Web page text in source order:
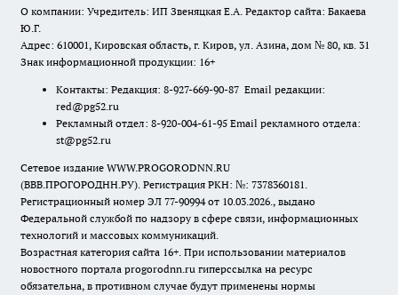
О компании: Учредитель: ИП Звеняцкая Е.А. Редактор сайта: Бакаева
Ю.Г.
Адрес: 610001, Кировская область, г. Киров, ул. Азина, дом № 80, кв. 31
Знак информационной продукции: 16+
Контакты: Редакция: 8-927-669-90-87 Email редакции:
red@pg52.ru
Рекламный отдел: 8-920-004-61-95 Email рекламного отдела:
st@pg52.ru
Сетевое издание WWW.PROGORODNN.RU
(ВВВ.ПРОГОРОДНН.РУ). Регистрация РКН: №: 7378360181.
Регистрационный номер ЭЛ 77-90994 от 10.03.2026., выдано
Федеральной службой по надзору в сфере связи, информационных
технологий и массовых коммуникаций.
Возрастная категория сайта 16+. При использовании материалов
новостного портала progorodnn.ru гиперссылка на ресурс
обязательна, в противном случае будут применены нормы